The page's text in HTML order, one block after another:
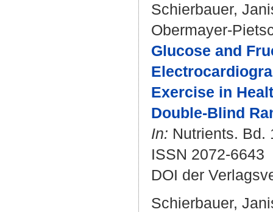
Schierbauer,
Obermayer-
Glucose and
Exercise in
Double-Blind
In: Nutrients. Bd.
ISSN 2072-6643
DOI der
Schierbauer,